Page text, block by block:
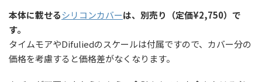
本体に載せるシリコンカバーは、別売り（定価¥2,750）で
す。
タイムモアやDifuliedのスケールは付属ですので、カバー分の
価格を考慮すると価格差がなくなります。